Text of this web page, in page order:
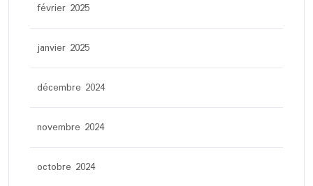
février 2025
janvier 2025
décembre 2024
novembre 2024
octobre 2024